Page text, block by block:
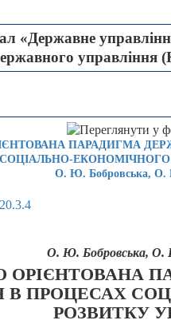
«Державне
управління
ПАРАДИГМА
СОЦІАЛЬНО-ЕКОНОМІЧНОГО
О. Ю. Бобровська, О.
О. Ю. Бобровська, О.
ОРІЄНТОВАНА
В ПРОЦЕСАХ
РОЗВИТКУ